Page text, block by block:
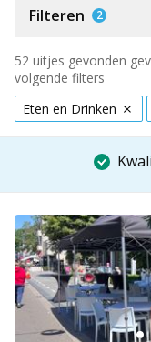
Filteren 2
52 uitjes gevonden
volgende filters
Eten en Drinken